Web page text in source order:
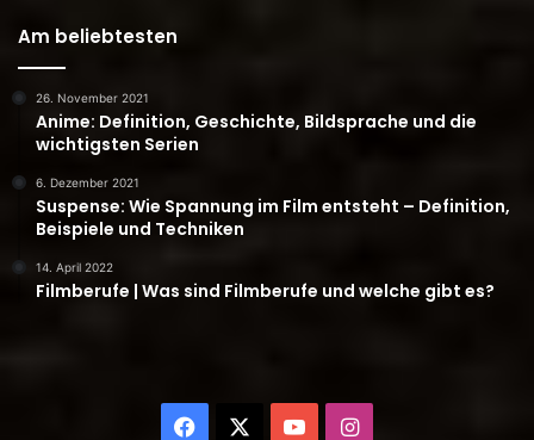
Am beliebtesten
26. November 2021
Anime: Definition, Geschichte, Bildsprache und die
wichtigsten Serien
6. Dezember 2021
Suspense: Wie Spannung im Film entsteht – Definition,
Beispiele und Techniken
14. April 2022
Filmberufe | Was sind Filmberufe und welche gibt es?
Facebook YouTubeInstagram